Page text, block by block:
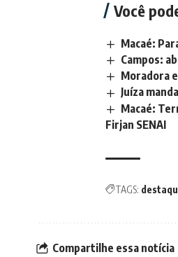
Você
Macaé:
Campos:
Moradora
Juíza
Macaé:
Firjan SENAI
TAGS:
Compartilhe essa notícia